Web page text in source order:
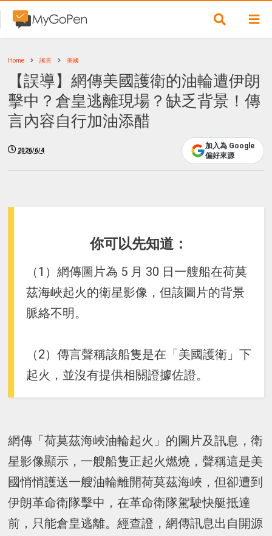
Home 謠言 美國
【誤導】網傳美國護衛的油輪遭伊朗
擊中？倉皇逃離現場？缺乏背景！傳
言內容自行加油添醋
2026/6/4
加入為 Google
偏好來源
你可以先知道：
（1）網傳圖片為 5 月 30 日一艘船在荷莫
茲海峽起火的衛星影像，但該圖片的背景
脈絡不明。
（2）傳言聲稱該船隻是在「美國護衛」下
起火，並沒有提供相關證據佐證。
網傳「荷莫茲海峽油輪起火」的圖片及訊息，衛
星影像顯示，一艘船隻正起火燃燒，聲稱這是美
國悄悄護送一艘油輪離開荷莫茲海峽，但卻遭到
伊朗革命衛隊擊中，在革命衛隊駕駛快艇抵達
前，只能倉皇逃離。經查證，網傳訊息出自開源